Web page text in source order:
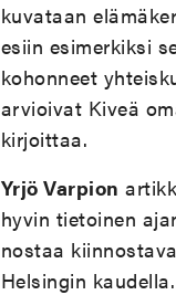
kuvataan
esiin esimerkiksi
kohonneet
arvioivat Kiveä
kirjoittaa.
Yrjö Varpion
hyvin tietoinen
nostaa
Helsingin